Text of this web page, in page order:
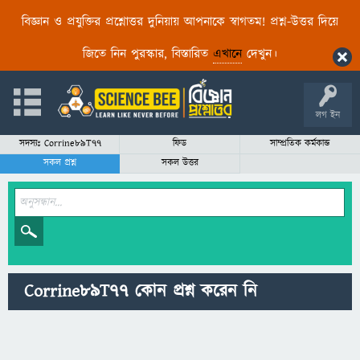
বিজ্ঞান ও প্রযুক্তির প্রশ্নোত্তর দুনিয়ায় আপনাকে স্বাগতম! প্রশ্ন-উত্তর দিয়ে
জিতে নিন পুরস্কার, বিস্তারিত এখানেদেখুন।
লগ ইন
সদস্যঃ Corrine89T77 ফিড
সাম্প্রতিক কর্মকান্ড
সকল প্রশ্ন
সকল উত্তর
Corrine89T77 কোন প্রশ্ন করেন নি